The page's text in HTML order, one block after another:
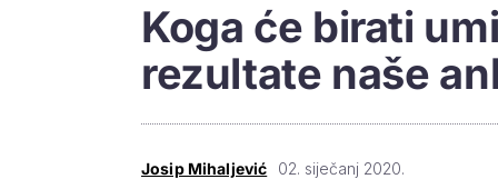
Koga će birati
rezultate naše
Josip Mihaljević 02. siječanj 2020.